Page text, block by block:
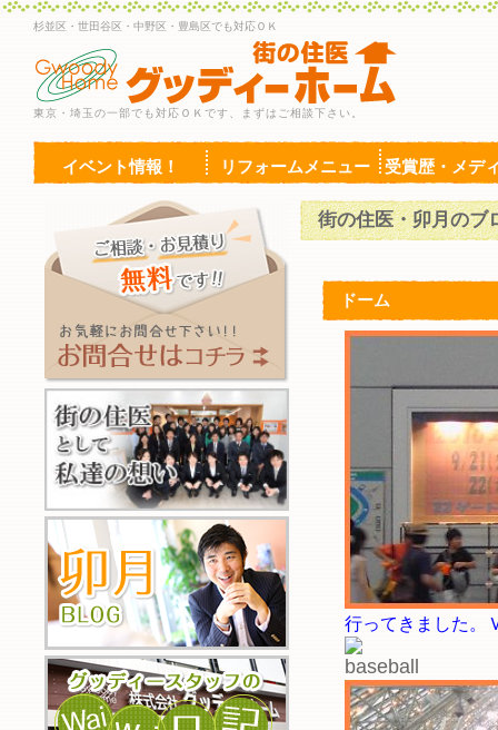
杉並区・世田谷区・中野区・豊島区でも対応ＯＫ
東京・埼玉の一部でも対応ＯＫです、まずはご相談下さい。
イベント情報！ リフォームメニュー 受賞歴・メデ
街の住医・卯月のブ
ドーム
行ってきました。